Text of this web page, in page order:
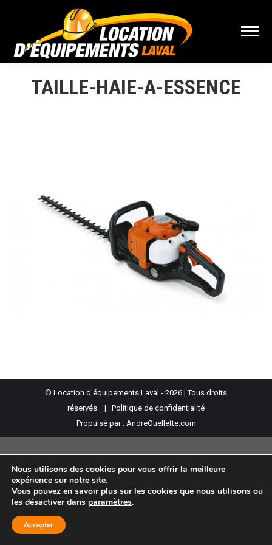
TAILLE-HAIE-A-ESSENCE
© Location d'équipements Laval - 2026 | Tous droits
réservés. | Politique de confidentialité
Propulsé par : AndreOuellette.com
Nous utilisons des cookies pour vous offrir la meilleure
expérience sur notre site.
Vous pouvez en savoir plus sur les cookies que nous utilisons ou
les désactiver dans paramètres.
Accepter